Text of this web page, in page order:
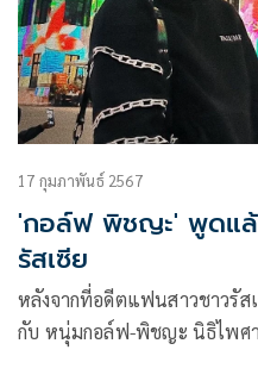
17 กุมภาพันธ์ 2567
'กอล์ฟ พิชญะ' พูดแล้
รัสเซีย
หลังจากที่อดีตแฟนสาวชาวรัส
กับ หนุ่มกอล์ฟ-พิชญะ นิธิไพศ